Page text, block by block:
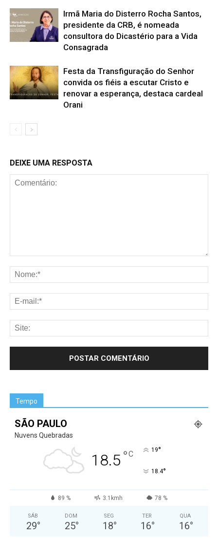
Irmã Maria do Disterro Rocha Santos,
presidente da CRB, é nomeada
consultora do Dicastério para a Vida
Consagrada
Festa da Transfiguração do Senhor
convida os fiéis a escutar Cristo e
renovar a esperança, destaca cardeal
Orani
DEIXE UMA RESPOSTA
Tempo
SÃO PAULO
Nuvens Quebradas
18.5 °C 19°
18.4°
89 % 3.1kmh 78 %
SÁB
29°
DOM
25°
SEG
18°
TER
16°
QUA
16°